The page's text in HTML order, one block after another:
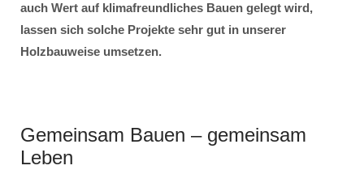
auch Wert auf klimafreundliches Bauen gelegt wird,
lassen sich solche Projekte sehr gut in unserer
Holzbauweise umsetzen.
Gemeinsam Bauen – gemeinsam
Leben